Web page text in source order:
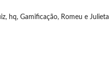
hq, Gamificação, Romeu e Julieta